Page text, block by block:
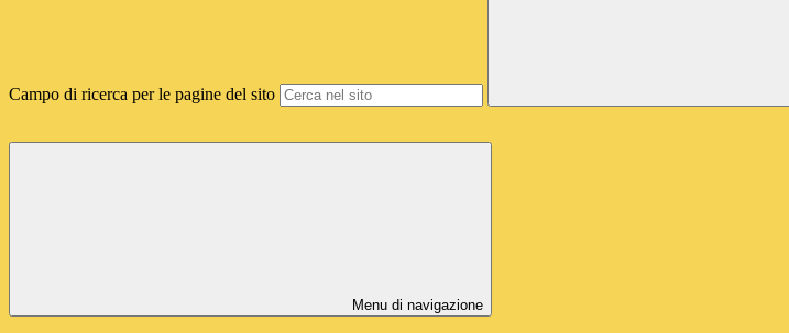
Campo di ricerca per le pagine del sito
Menu di navigazione